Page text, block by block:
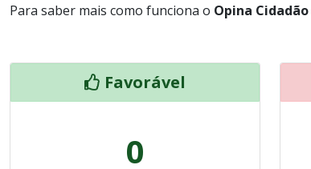
Para saber mais como funciona o Opina Cidadão
Favorável
0